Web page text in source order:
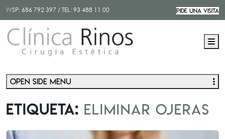
WSP: 686 792 397 / TEL:93 488 11 00 PIDE UNA VISITA
Etiqueta: eliminar ojeras
Open side menu